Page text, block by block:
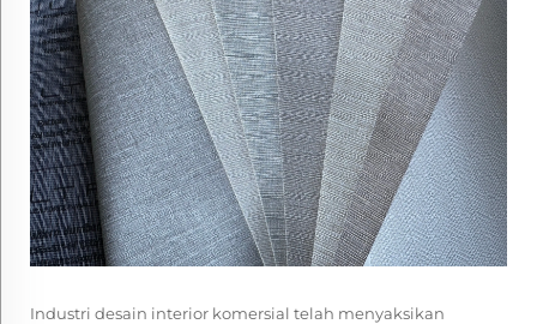
Industri desain interior komersial telah menyaksikan